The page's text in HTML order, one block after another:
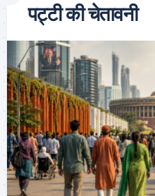
पट्टी की चेतावनी